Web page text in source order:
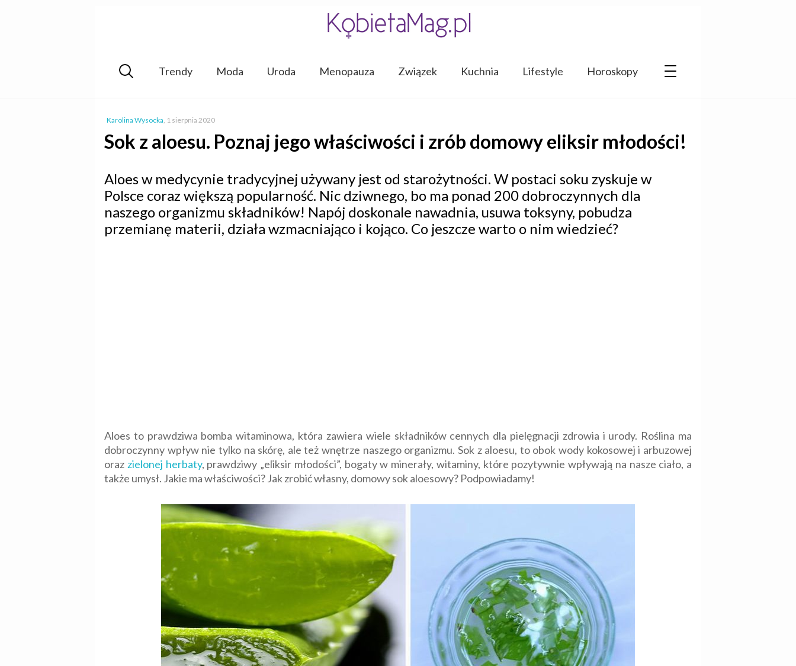
Trendy Moda Uroda Menopauza Związek Kuchnia Lifestyle Horoskopy
Karolina Wysocka, 1 sierpnia 2020
Sok z aloesu. Poznaj jego właściwości i zrób domowy eliksir młodości!
Aloes w medycynie tradycyjnej używany jest od starożytności. W postaci soku zyskuje w
Polsce coraz większą popularność. Nic dziwnego, bo ma ponad 200 dobroczynnych dla
naszego organizmu składników! Napój doskonale nawadnia, usuwa toksyny, pobudza
przemianę materii, działa wzmacniająco i kojąco. Co jeszcze warto o nim wiedzieć?
Aloes to prawdziwa bomba witaminowa, która zawiera wiele składników cennych dla pielęgnacji zdrowia i urody. Roślina ma
dobroczynny wpływ nie tylko na skórę, ale też wnętrze naszego organizmu. Sok z aloesu, to obok wody kokosowej i arbuzowej
oraz zielonej herbaty, prawdziwy „eliksir młodości”, bogaty w minerały, witaminy, które pozytywnie wpływają na nasze ciało, a
także umysł. Jakie ma właściwości? Jak zrobić własny, domowy sok aloesowy? Podpowiadamy!